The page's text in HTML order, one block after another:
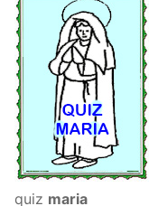
quiz maria